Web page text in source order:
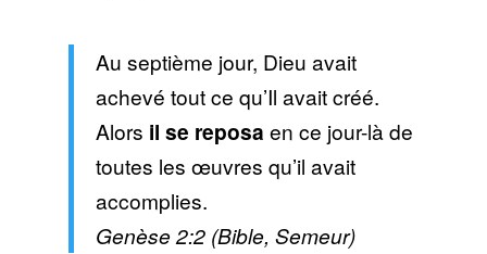
Au septième jour, Dieu avait
achevé tout ce qu’Il avait créé.
Alors il se reposa en ce jour-là de
toutes les œuvres qu’il avait
accomplies.
Genèse 2:2 (Bible, Semeur)